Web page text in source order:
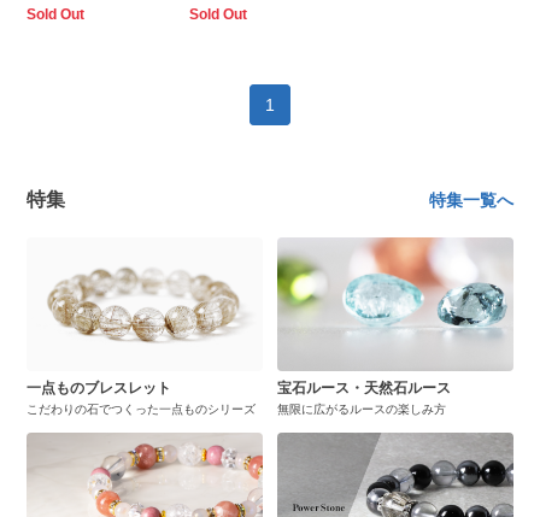
シンプルブレスレット
Sold Out
シンプルブレスレット
Sold Out
1
特集 特集一覧へ
一点ものブレスレット
こだわりの石でつくった一点ものシリーズ
宝石ルース・天然石ルース
無限に広がるルースの楽しみ方